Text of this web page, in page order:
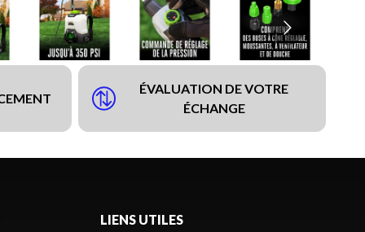
ÉVALUATION DE VOTRE
ÉCHANGE
LIENS UTILES